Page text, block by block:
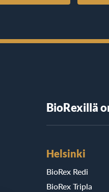
BioRexillä
Helsinki
BioRex Redi
BioRex Tripla